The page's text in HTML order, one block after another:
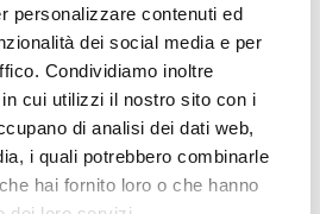
personalizzare contenuti ed
dei social media e per
Condividiamo inoltre
cui utilizzi il nostro sito con i
di analisi dei dati web,
i quali potrebbero combinarle
hai fornito loro o che hanno
a Oita: il più
urbano in
ultimi 50 anni